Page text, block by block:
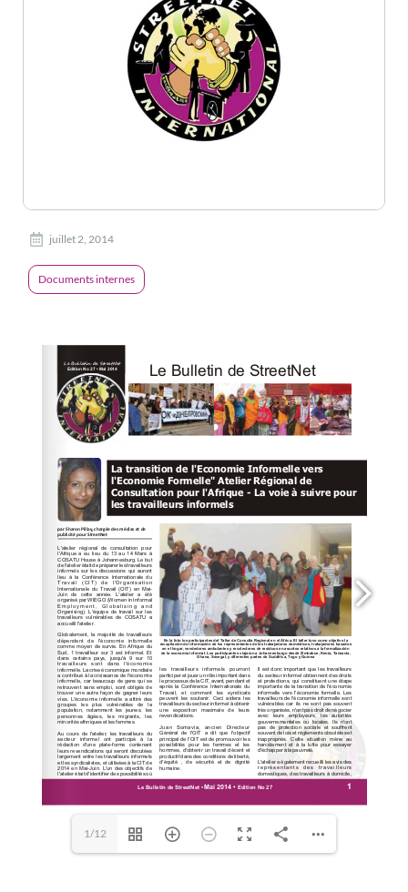
juillet 2, 2014
Documents internes
1/12